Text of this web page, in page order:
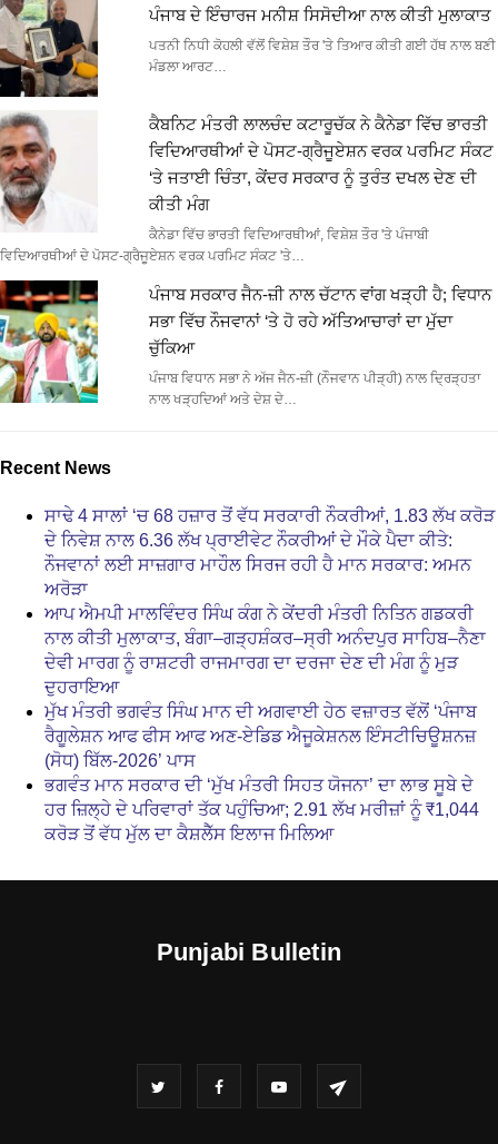
ਪੰਜਾਬ ਦੇ ਇੰਚਾਰਜ ਮਨੀਸ਼ ਸਿਸੋਦੀਆ ਨਾਲ ਕੀਤੀ ਮੁਲਾਕਾਤ
ਪਤਨੀ ਨਿਧੀ ਕੋਹਲੀ ਵੱਲੋਂ ਵਿਸ਼ੇਸ਼ ਤੌਰ 'ਤੇ ਤਿਆਰ ਕੀਤੀ ਗਈ ਹੱਥ ਨਾਲ ਬਣੀ
ਮੰਡਲਾ ਆਰਟ…
ਕੈਬਨਿਟ ਮੰਤਰੀ ਲਾਲਚੰਦ ਕਟਾਰੂਚੱਕ ਨੇ ਕੈਨੇਡਾ ਵਿੱਚ ਭਾਰਤੀ
ਵਿਦਿਆਰਥੀਆਂ ਦੇ ਪੋਸਟ-ਗ੍ਰੈਜੂਏਸ਼ਨ ਵਰਕ ਪਰਮਿਟ ਸੰਕਟ
‘ਤੇ ਜਤਾਈ ਚਿੰਤਾ, ਕੇਂਦਰ ਸਰਕਾਰ ਨੂੰ ਤੁਰੰਤ ਦਖਲ ਦੇਣ ਦੀ
ਕੀਤੀ ਮੰਗ
ਕੈਨੇਡਾ ਵਿੱਚ ਭਾਰਤੀ ਵਿਦਿਆਰਥੀਆਂ, ਵਿਸ਼ੇਸ਼ ਤੌਰ 'ਤੇ ਪੰਜਾਬੀ
ਵਿਦਿਆਰਥੀਆਂ ਦੇ ਪੋਸਟ-ਗ੍ਰੈਜੂਏਸ਼ਨ ਵਰਕ ਪਰਮਿਟ ਸੰਕਟ 'ਤੇ…
ਪੰਜਾਬ ਸਰਕਾਰ ਜੈਨ-ਜ਼ੀ ਨਾਲ ਚੱਟਾਨ ਵਾਂਗ ਖੜ੍ਹੀ ਹੈ; ਵਿਧਾਨ
ਸਭਾ ਵਿੱਚ ਨੌਜਵਾਨਾਂ ‘ਤੇ ਹੋ ਰਹੇ ਅੱਤਿਆਚਾਰਾਂ ਦਾ ਮੁੱਦਾ
ਚੁੱਕਿਆ
ਪੰਜਾਬ ਵਿਧਾਨ ਸਭਾ ਨੇ ਅੱਜ ਜੈਨ-ਜ਼ੀ (ਨੌਜਵਾਨ ਪੀੜ੍ਹੀ) ਨਾਲ ਦ੍ਰਿੜ੍ਹਤਾ
ਨਾਲ ਖੜ੍ਹਦਿਆਂ ਅਤੇ ਦੇਸ਼ ਦੇ…
Recent News
ਸਾਢੇ 4 ਸਾਲਾਂ ‘ਚ 68 ਹਜ਼ਾਰ ਤੋਂ ਵੱਧ ਸਰਕਾਰੀ ਨੌਕਰੀਆਂ, 1.83 ਲੱਖ ਕਰੋੜ
ਦੇ ਨਿਵੇਸ਼ ਨਾਲ 6.36 ਲੱਖ ਪ੍ਰਾਈਵੇਟ ਨੌਕਰੀਆਂ ਦੇ ਮੌਕੇ ਪੈਦਾ ਕੀਤੇ:
ਨੌਜਵਾਨਾਂ ਲਈ ਸਾਜ਼ਗਾਰ ਮਾਹੌਲ ਸਿਰਜ ਰਹੀ ਹੈ ਮਾਨ ਸਰਕਾਰ: ਅਮਨ
ਅਰੋੜਾ
ਆਪ ਐਮਪੀ ਮਾਲਵਿੰਦਰ ਸਿੰਘ ਕੰਗ ਨੇ ਕੇਂਦਰੀ ਮੰਤਰੀ ਨਿਤਿਨ ਗਡਕਰੀ
ਨਾਲ ਕੀਤੀ ਮੁਲਾਕਾਤ, ਬੰਗਾ–ਗੜ੍ਹਸ਼ੰਕਰ–ਸ੍ਰੀ ਅਨੰਦਪੁਰ ਸਾਹਿਬ–ਨੈਣਾ
ਦੇਵੀ ਮਾਰਗ ਨੂੰ ਰਾਸ਼ਟਰੀ ਰਾਜਮਾਰਗ ਦਾ ਦਰਜਾ ਦੇਣ ਦੀ ਮੰਗ ਨੂੰ ਮੁੜ
ਦੁਹਰਾਇਆ
ਮੁੱਖ ਮੰਤਰੀ ਭਗਵੰਤ ਸਿੰਘ ਮਾਨ ਦੀ ਅਗਵਾਈ ਹੇਠ ਵਜ਼ਾਰਤ ਵੱਲੋਂ ‘ਪੰਜਾਬ
ਰੈਗੂਲੇਸ਼ਨ ਆਫ ਫੀਸ ਆਫ ਅਣ-ਏਡਿਡ ਐਜੂਕੇਸ਼ਨਲ ਇੰਸਟੀਚਿਊਸ਼ਨਜ਼
(ਸੋਧ) ਬਿੱਲ-2026’ ਪਾਸ
ਭਗਵੰਤ ਮਾਨ ਸਰਕਾਰ ਦੀ ‘ਮੁੱਖ ਮੰਤਰੀ ਸਿਹਤ ਯੋਜਨਾ’ ਦਾ ਲਾਭ ਸੂਬੇ ਦੇ
ਹਰ ਜ਼ਿਲ੍ਹੇ ਦੇ ਪਰਿਵਾਰਾਂ ਤੱਕ ਪਹੁੰਚਿਆ; 2.91 ਲੱਖ ਮਰੀਜ਼ਾਂ ਨੂੰ ₹1,044
ਕਰੋੜ ਤੋਂ ਵੱਧ ਮੁੱਲ ਦਾ ਕੈਸ਼ਲੈੱਸ ਇਲਾਜ ਮਿਲਿਆ
Punjabi Bulletin